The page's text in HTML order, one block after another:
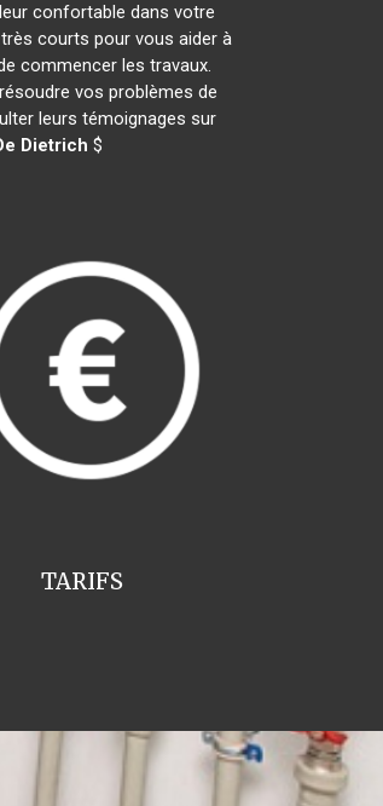
confortable dans votre
courts pour vous aider à
commencer les travaux.
vos problèmes de
leurs témoignages sur
Dietrich $
TARIFS